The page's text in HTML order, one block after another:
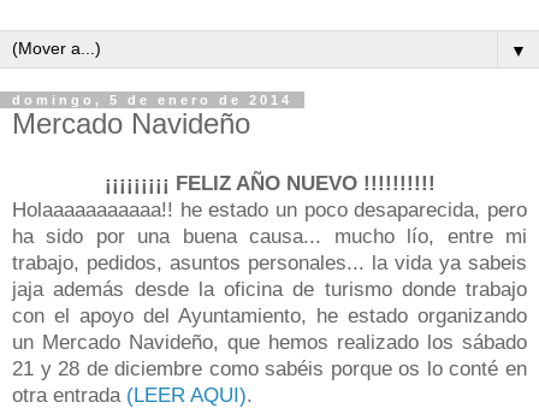
▼
domingo, 5 de enero de 2014
Mercado Navideño
¡¡¡¡¡¡¡¡¡ FELIZ AÑO NUEVO !!!!!!!!!!
Holaaaaaaaaaaa!! he estado un poco desaparecida, pero
ha sido por una buena causa... mucho lío, entre mi
trabajo, pedidos, asuntos personales... la vida ya sabeis
jaja además desde la oficina de turismo donde trabajo
con el apoyo del Ayuntamiento, he estado organizando
un Mercado Navideño, que hemos realizado los sábado
21 y 28 de diciembre como sabéis porque os lo conté en
otra entrada (LEER AQUI).